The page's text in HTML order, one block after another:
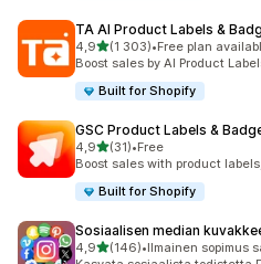
TA AI Product Labels &
4,9/ 5 tähteä
(1 303)
1303 arvostelua yhteensä
•Free plan
Boost sales by AI Product
Built for Shopify
GSC Product Labels &
4,9/ 5 tähteä
(31)
31 arvostelua yhteensä
•Free
Boost sales with product
Built for Shopify
Sosiaalisen median
4,9/ 5 tähteä
(146)
146 arvostelua yhteensä
•Ilmainen sopimus